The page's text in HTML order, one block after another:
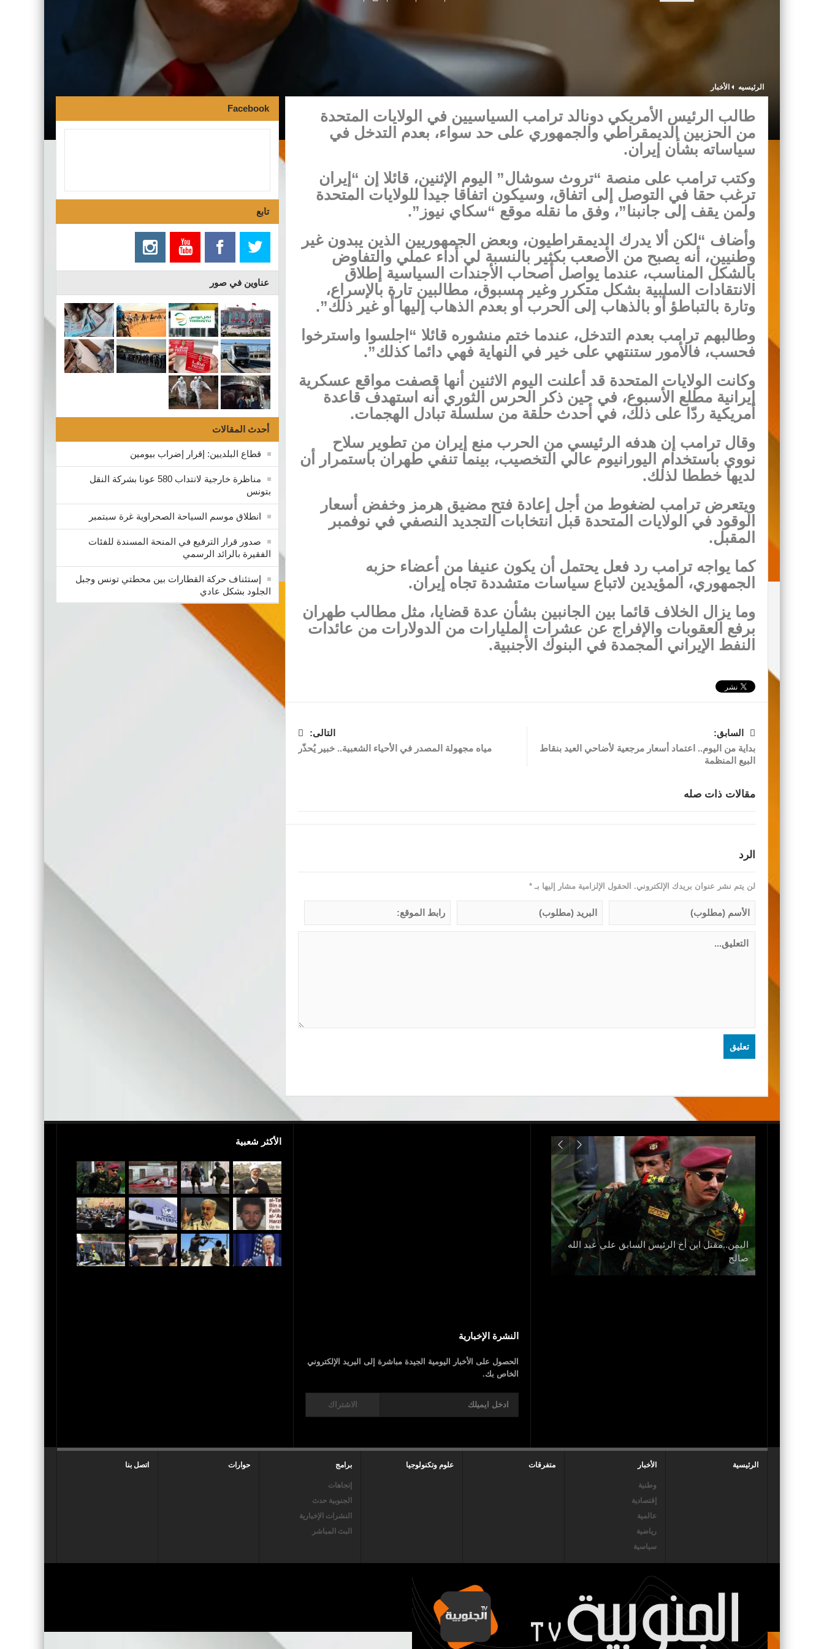
الرئيسيه الأخبار
طالب الرئيس الأمريكي دونالد ترامب السياسيين في الولايات المتحدة
من الحزبين الديمقراطي والجمهوري على حد سواء، بعدم التدخل في
سياساته بشأن إيران.
وكتب ترامب على منصة “تروث سوشال” اليوم الإثنين، قائلا إن “إيران
ترغب حقا في التوصل إلى اتفاق، وسيكون اتفاقا جيدا للولايات المتحدة
ولمن يقف إلى جانبنا”، وفق ما نقله موقع “سكاي نيوز”.
وأضاف “لكن ألا يدرك الديمقراطيون، وبعض الجمهوريين الذين يبدون غير
وطنيين، أنه يصبح من الأصعب بكثير بالنسبة لي أداء عملي والتفاوض
بالشكل المناسب، عندما يواصل أصحاب الأجندات السياسية إطلاق
الانتقادات السلبية بشكل متكرر وغير مسبوق، مطالبين تارة بالإسراع،
وتارة بالتباطؤ أو بالذهاب إلى الحرب أو بعدم الذهاب إليها أو غير ذلك”.
وطالبهم ترامب بعدم التدخل، عندما ختم منشوره قائلا “اجلسوا واسترخوا
فحسب، فالأمور ستنتهي على خير في النهاية فهي دائما كذلك”.
وكانت الولايات المتحدة قد أعلنت اليوم الاثنين أنها قصفت مواقع عسكرية
إيرانية مطلع الأسبوع، في حين ذكر الحرس الثوري أنه استهدف قاعدة
أمريكية ردّا على ذلك، في أحدث حلقة من سلسلة تبادل الهجمات.
وقال ترامب إن هدفه الرئيسي من الحرب منع إيران ⁠من تطوير سلاح
نووي باستخدام اليورانيوم عالي التخصيب، بينما تنفي طهران باستمرار أن
لديها خططا لذلك.
ويتعرض ترامب لضغوط من أجل إعادة فتح مضيق هرمز وخفض أسعار
الوقود في الولايات المتحدة قبل ⁠انتخابات التجديد النصفي في نوفمبر
المقبل.
كما يواجه ترامب رد فعل يحتمل أن يكون عنيفا من أعضاء حزبه
الجمهوري، المؤيدين لاتباع سياسات متشددة تجاه إيران.
وما يزال الخلاف قائما بين الجانبين بشأن عدة قضايا، مثل مطالب طهران
برفع العقوبات والإفراج عن عشرات المليارات من الدولارات من عائدات
النفط الإيراني المجمدة في البنوك الأجنبية.
السابق:
بداية من اليوم.. اعتماد أسعار مرجعية لأضاحي العيد بنقاط
البيع المنظمة
التالى:
مياه مجهولة المصدر في الأحياء الشعبية.. خبير يُحذّر
مقالات ذات صله
الرد
لن يتم نشر عنوان بريدك الإلكتروني. الحقول الإلزامية مشار إليها بـ *
Facebook
تابع
عناوين في صور
أحدث المقالات
قطاع البلديين: إقرار إضراب بيومين
مناظرة خارجية لانتداب 580 عونا بشركة النقل
بتونس
انطلاق موسم السياحة الصحراوية غرة سبتمبر
صدور قرار الترفيع في المنحة المسندة للفئات
الفقيرة بالرائد الرسمي
إستئناف حركة القطارات بين محطتي تونس وجبل
الجلود بشكل عادي
اليمن..مقتل ابن أخ الرئيس السابق علي عبد الله
صالح
عاجل..ترامب يعلن القدس عاصمة لإٍسرائيل
النشرة الإخبارية
الحصول على الأخبار اليومية الجيدة مباشرة إلى البريد الإلكتروني
الخاص بك.
الاشتراك
الأكثر شعبية
الرئيسية الأخبار
وطنية
إقتصادية
عالمية
رياضية
سياسية
متفرقات علوم وتكنولوجيا برامج
إتجاهات
الجنوبية حدث
النشرات الإخبارية
البث المباشر
حوارات اتصل بنا